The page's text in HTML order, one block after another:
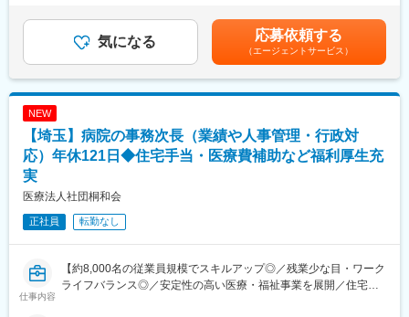
訪問診療を中心に、ターミナルケア・慢性疾患・精神疾患・認知
症など幅広い疾患へ対応し、ご自宅での各種医療処置や検査が可
すい環境と成長機会を両立しています。
■業務のポイント：
・外来患者数は約320名/日、臨床数255床と比較的大規模で、地
・本部・診療部・看護部・診療技術部との連携が密に取れてお
り、病院の総務課としても院内改革に踏み出しやすい環境です。
は40代、事務長は30代と若い組織です。
例）
2021年 MSW係長として入職
750,000円（12分割）（一律手当を含む）＜昇給有無＞有＜残業
手当＞有＜給与補足＞■昇給有り（随時）■賞与なし賃金はあくま
でも目安の金額であり、選考を通じて上下する可能性がありま
す。月給(月額)は固定手当を含めた表記です。
気になる 応募依頼する
（エージェントサービス）
NEW
【埼玉】病院の事務次長（業績や人事管理・行政対
応）年休121日◆住宅手当・医療費補助など福利厚生充
実
医療法人社団桐和会
正社員 転勤なし
仕事内容
【約8,000名の従業員規模でスキルアップ◎／残業少な目・ワーク
ライフバランス◎／安定性の高い医療・福祉事業を展開／住宅手